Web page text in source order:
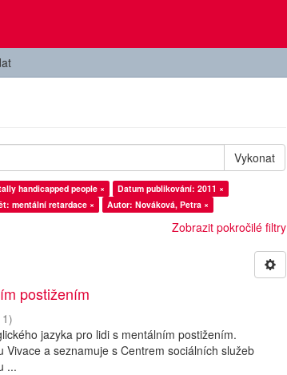
Vykonat
handicapped people ×
Datum publikování: 2011 ×
mentální retardace × Autor: Nováková, Petra ×
Zobrazit pokročilé filtry
postižením
)
jazyka pro lidi s mentálním postižením.
a seznamuje s Centrem sociálních služeb
...